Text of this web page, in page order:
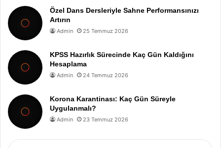
Özel Dans Dersleriyle Sahne Performansınızı
Artırın
Admin 25 Temmuz 2026
KPSS Hazırlık Sürecinde Kaç Gün Kaldığını
Hesaplama
Admin 24 Temmuz 2026
Korona Karantinası: Kaç Gün Süreyle
Uygulanmalı?
Admin 23 Temmuz 2026